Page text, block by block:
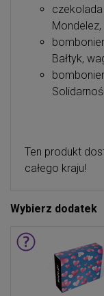
czekolada
Bałtyk,
Ten produkt
całego kraju!
Wybierz dodatek